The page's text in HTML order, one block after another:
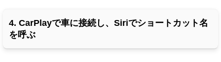
4. CarPlayで車に接続し、Siriでショートカット名
を呼ぶ